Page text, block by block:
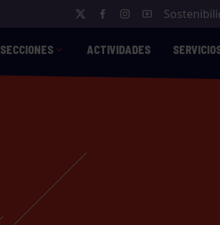
SECCIONES ACTIVIDADES